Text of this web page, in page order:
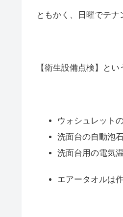
ともかく、日曜でテナ
【衛生設備点検】と
ウォシュレット
洗面台の自動泡
洗面台用の電気
エアータオルは